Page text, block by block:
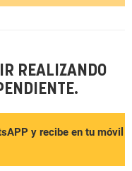
REALIZANDO
y recibe en tu móvil